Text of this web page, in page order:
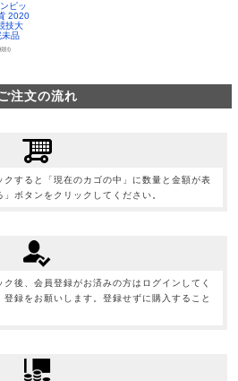
ピッ
2020
技大
品
別)
注文の流れ
クすると「現在のカゴの中」に数量と金額が表
ボタンをクリックしてください。
ク後、会員登録がお済みの方はログインしてく
録をお願いします。登録せずに購入すること